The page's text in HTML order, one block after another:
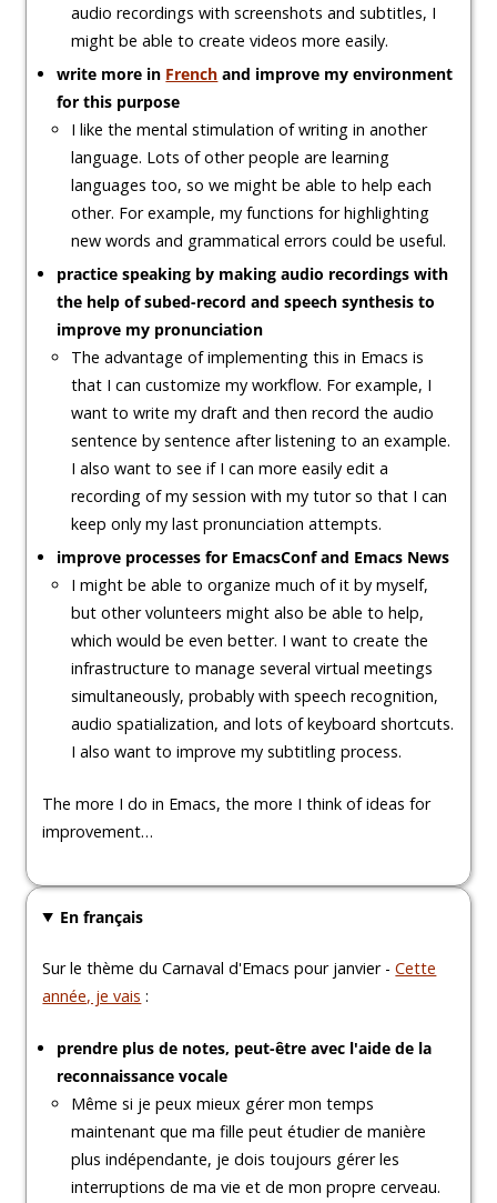
audio recordings with screenshots and subtitles, I
might be able to create videos more easily.
write more in French and improve my environment
for this purpose
I like the mental stimulation of writing in another
language. Lots of other people are learning
languages too, so we might be able to help each
other. For example, my functions for highlighting
new words and grammatical errors could be useful.
practice speaking by making audio recordings with
the help of subed-record and speech synthesis to
improve my pronunciation
The advantage of implementing this in Emacs is
that I can customize my workflow. For example, I
want to write my draft and then record the audio
sentence by sentence after listening to an example.
I also want to see if I can more easily edit a
recording of my session with my tutor so that I can
keep only my last pronunciation attempts.
improve processes for EmacsConf and Emacs News
I might be able to organize much of it by myself,
but other volunteers might also be able to help,
which would be even better. I want to create the
infrastructure to manage several virtual meetings
simultaneously, probably with speech recognition,
audio spatialization, and lots of keyboard shortcuts.
I also want to improve my subtitling process.
The more I do in Emacs, the more I think of ideas for
improvement…
En français
Sur le thème du Carnaval d'Emacs pour janvier -Cette
année, je vais :
prendre plus de notes, peut-être avec l'aide de la
reconnaissance vocale
Même si je peux mieux gérer mon temps
maintenant que ma fille peut étudier de manière
plus indépendante, je dois toujours gérer les
interruptions de ma vie et de mon propre cerveau.